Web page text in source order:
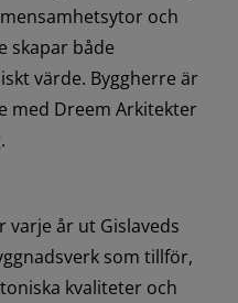
och
skapar både
värde. Byggherre är
med Dreem Arkitekter
varje år ut Gislaveds
som tillför,
kvaliteter och